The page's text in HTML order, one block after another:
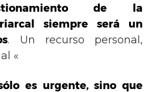
de la
siempre será un
. Un recurso personal,
«
es urgente, sino que